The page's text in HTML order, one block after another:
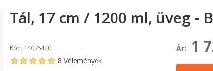
Tál, 17 cm / 1200 ml, üveg -
Kód: 14075420
8 Vélemények
Ár: 1